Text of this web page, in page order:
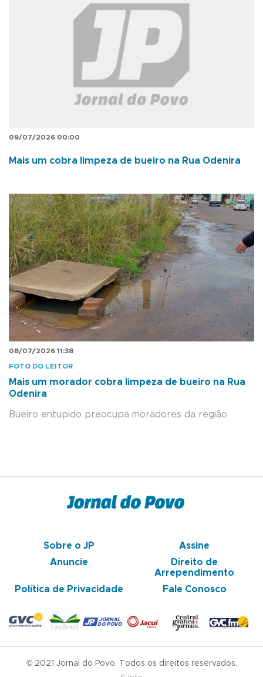
09/07/2026 00:00
Mais um cobra limpeza de bueiro na Rua Odenira
08/07/2026 11:38
FOTO DO LEITOR
Mais um morador cobra limpeza de bueiro na Rua
Odenira
Bueiro entupido preocupa moradores da região
Sobre o JP
Assine
Anuncie
Direito de
Arrependimento
Política de Privacidade
Fale Conosco
© 2021 Jornal do Povo. Todos os direitos reservados.